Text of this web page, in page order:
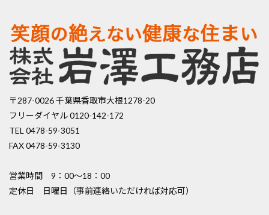
〒287-0026 千葉県香取市大根1278-20
フリーダイヤル 0120-142-172
TEL 0478-59-3051
FAX 0478-59-3130
営業時間 9：00〜18：00
定休日 日曜日（事前連絡いただければ対応可）